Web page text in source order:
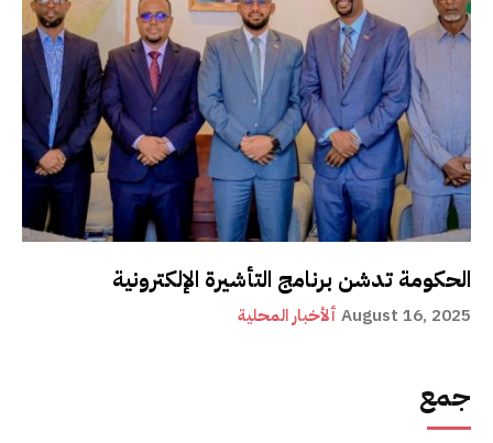
الحكومة تدشن برنامج التأشيرة الإلكترونية
ألأخبار المحلية August 16, 2025
جمع